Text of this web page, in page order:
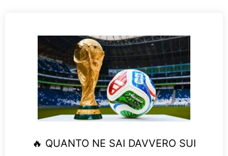
🔥 QUANTO NE SAI DAVVERO SUI